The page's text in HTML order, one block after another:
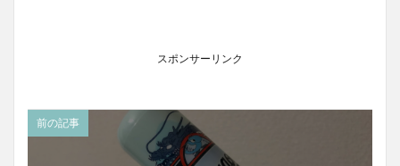
スポンサーリンク
前の記事